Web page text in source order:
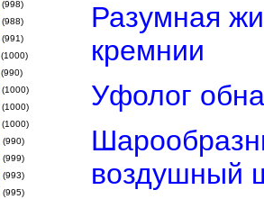
(998)
(988)
(991)
(1000)
(990)
(1000)
(1000)
(1000)
(990)
(999)
(993)
(995)
Разумная
кремнии
Уфолог
воздушный